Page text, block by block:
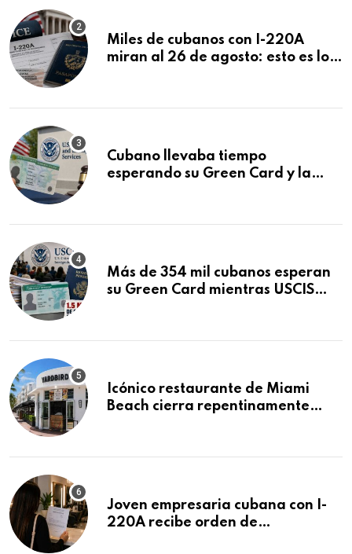
Miles de cubanos con I-220A
miran al 26 de agosto: esto es lo
Cubano llevaba tiempo
esperando su Green Card y la
Más de 354 mil cubanos esperan
su Green Card mientras USCIS
Icónico restaurante de Miami
Beach cierra repentinamente
Joven empresaria cubana con I-
220A recibe orden de